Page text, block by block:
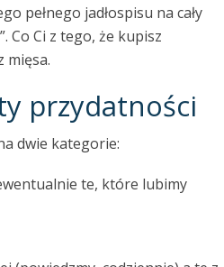
pełnego jadłospisu na cały
Co Ci z tego, że kupisz
mięsa.
przydatności
dwie kategorie:
te, które lubimy